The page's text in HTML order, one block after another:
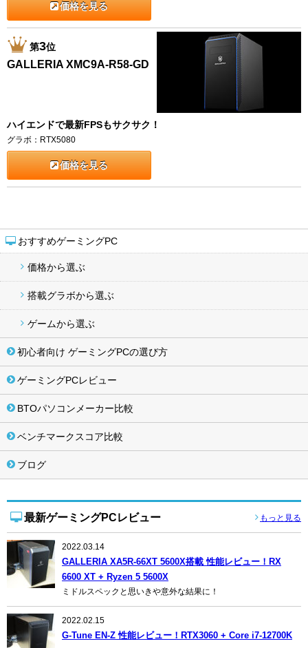
おすすめゲーミングPC
価格から選ぶ
搭載グラボから選ぶ
ゲームから選ぶ
初心者向け ゲーミングPCの選び方
ゲーミングPCレビュー
BTOパソコンメーカー比較
ベンチマークスコア比較
ブログ
最新ゲーミングPCレビュー もっと見る
2022.03.14
GALLERIA XA5R-66XT 5600X搭載 性能レビュー！RX
6600 XT + Ryzen 5 5600X
ミドルスペックと思いきや意外な結果に！
2022.02.15
G-Tune EN-Z 性能レビュー！RTX3060 + Core i7-12700K
価格を見る
第3位
GALLERIA XMC9A-R58-GD
ハイエンドで最新FPSもサクサク！
グラボ：RTX5080
価格を見る